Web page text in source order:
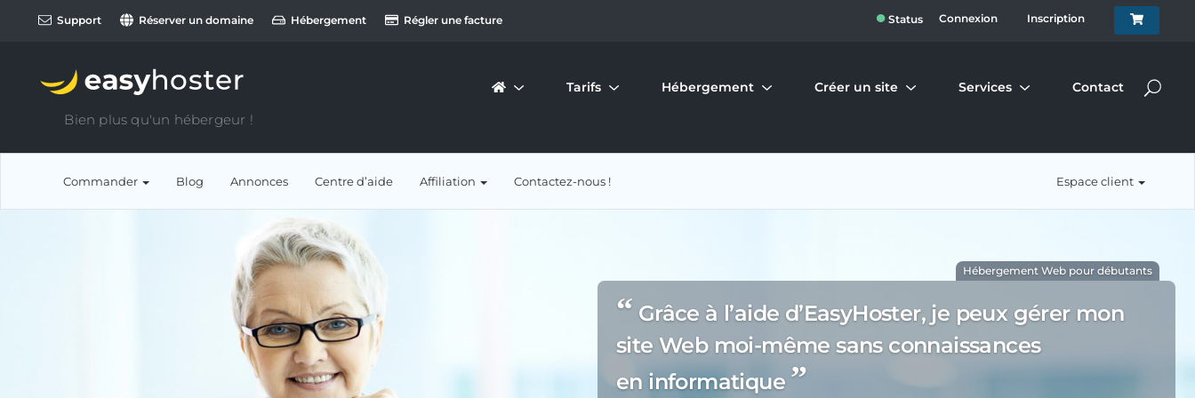
Support Réserver un domaine Hébergement Régler une facture Inscription
Connexion
● Status
Bien plus qu'un hébergeur !
Tarifs Hébergement Créer un site Services Contact
Commander Blog Annonces Centre d’aide Affiliation Contactez-nous ! Espace client
Hébergement Web pour débutants
“ Grâce à l’aide d’EasyHoster, je peux gérer mon
site Web moi-même sans connaissances
en informatique ”